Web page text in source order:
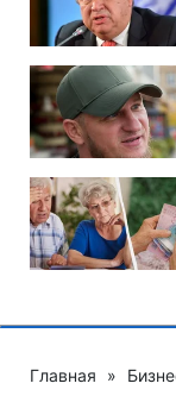
Главная »